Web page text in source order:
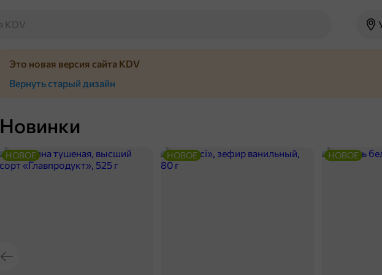
Новинки
НОВОЕ НОВОЕ НОВОЕ
Это новая версия сайта KDV
Вернуть старый дизайн